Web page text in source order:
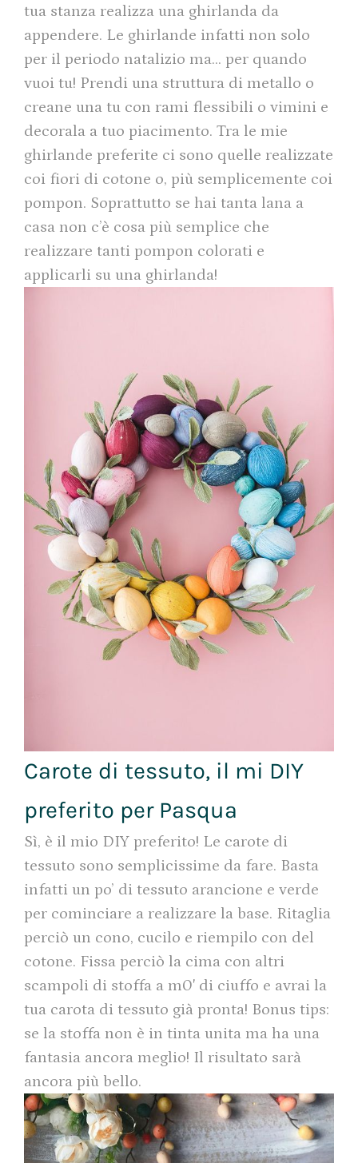
tua stanza realizza una ghirlanda da
appendere. Le ghirlande infatti non solo
per il periodo natalizio ma… per quando
vuoi tu! Prendi una struttura di metallo o
creane una tu con rami flessibili o vimini e
decorala a tuo piacimento. Tra le mie
ghirlande preferite ci sono quelle realizzate
coi fiori di cotone o, più semplicemente coi
pompon. Soprattutto se hai tanta lana a
casa non c’è cosa più semplice che
realizzare tanti pompon colorati e
applicarli su una ghirlanda!
Carote di tessuto, il mi DIY
preferito per Pasqua
Sì, è il mio DIY preferito! Le carote di
tessuto sono semplicissime da fare. Basta
infatti un po’ di tessuto arancione e verde
per cominciare a realizzare la base. Ritaglia
perciò un cono, cucilo e riempilo con del
cotone. Fissa perciò la cima con altri
scampoli di stoffa a m0′ di ciuffo e avrai la
tua carota di tessuto già pronta! Bonus tips:
se la stoffa non è in tinta unita ma ha una
fantasia ancora meglio! Il risultato sarà
ancora più bello.